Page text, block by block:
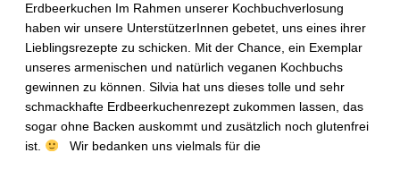
Erdbeerkuchen Im Rahmen unserer Kochbuchverlosung
haben wir unsere UnterstützerInnen gebetet, uns eines ihrer
Lieblingsrezepte zu schicken. Mit der Chance, ein Exemplar
unseres armenischen und natürlich veganen Kochbuchs
gewinnen zu können. Silvia hat uns dieses tolle und sehr
schmackhafte Erdbeerkuchenrezept zukommen lassen, das
sogar ohne Backen auskommt und zusätzlich noch glutenfrei
ist.
Wir bedanken uns vielmals für die